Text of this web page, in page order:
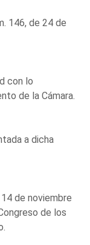
146, de 24 de
con lo
de la Cámara.
a dicha
de noviembre
de los